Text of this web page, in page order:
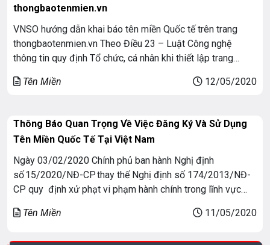
thongbaotenmien.vn
VNSO hướng dẫn khai báo tên miền Quốc tế trên trang
thongbaotenmien.vn Theo Điều 23 – Luật Công nghệ
thông tin quy định Tổ chức, cá nhân khi thiết lập trang
Nam “.vn” phải thông báo trên môi trường mạng với Bộ
Tên Miền 12/05/2020
Thông Báo Quan Trọng Về Việc Đăng Ký Và Sử Dụng
Tên Miền Quốc Tế Tại Việt Nam
Ngày 03/02/2020 Chính phủ ban hành Nghị định
số 15/2020/NĐ-CP thay thế Nghị định số 174/2013/NĐ-
CP quy định xử phạt vi phạm hành chính trong lĩnh vực
thông tin và giao dịch điện tử. Nghị định đã có hiệu lực thi
Tên Miền 11/05/2020